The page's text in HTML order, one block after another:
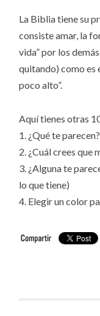
La Biblia tiene su
consiste amar, la
vida” por los
quitando) como es
poco alto”.
Aquí tienes otras
1. ¿Qué te parecen?
2. ¿Cuál crees que
3. ¿Alguna te
lo que tiene)
4. Elegir un color